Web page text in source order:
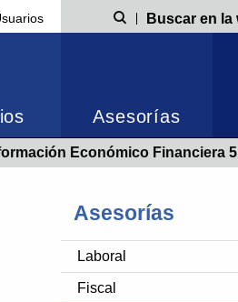
Búsqueda
Asesorías
5/2022 - AYUDAS ADER 2022. PROGRAMA PARA LA INVERSIÓN DE ACTIVOS FIJOS
Asesorías
Laboral
Fiscal